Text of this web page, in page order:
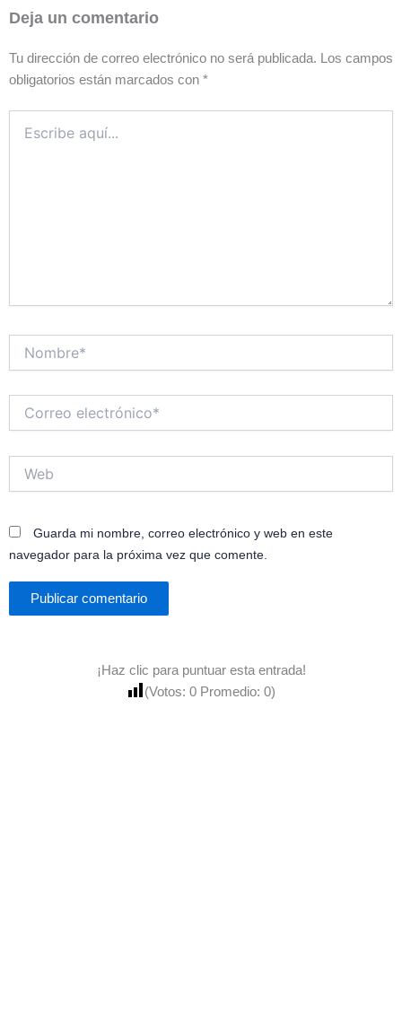
Deja un comentario
Tu dirección de correo electrónico no será publicada.
Los campos
obligatorios están marcados con *
aquí...
electrónico*
Guarda mi nombre, correo electrónico y web en este
navegador para la próxima vez que comente.
¡Haz clic para puntuar esta entrada!
(Votos: 0 Promedio: 0)